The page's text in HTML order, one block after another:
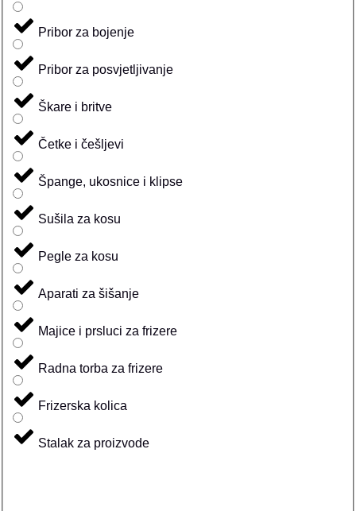
Pribor za bojenje
Pribor za posvjetljivanje
Škare i britve
Četke i češljevi
Špange, ukosnice i klipse
Sušila za kosu
Pegle za kosu
Aparati za šišanje
Majice i prsluci za frizere
Radna torba za frizere
Frizerska kolica
Stalak za proizvode